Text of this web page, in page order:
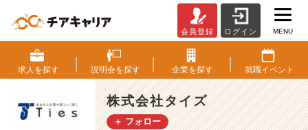
式
会
社
タ
イ
ズ
会員登録 ログイン MENU
求人を探す 説明会を探す 企業を探す 就職イベント
株式会社タイズ
＋ フォロー